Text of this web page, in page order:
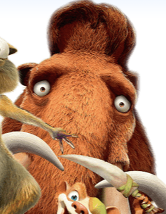
на всю жизнь.
Смотреть всем!
и я все еще не могу жить без мультиков:)
очень любил мультики, и сейчас тоже:))
рекой. И не ясно прохожим, в этот
ребята:))) умееют делать жизнь лучше...
не хватает таких мультиков тоже, которые
Прилетит вдруг волшебник, в голубом
Ах я играю, на гармошке, у прохожих на